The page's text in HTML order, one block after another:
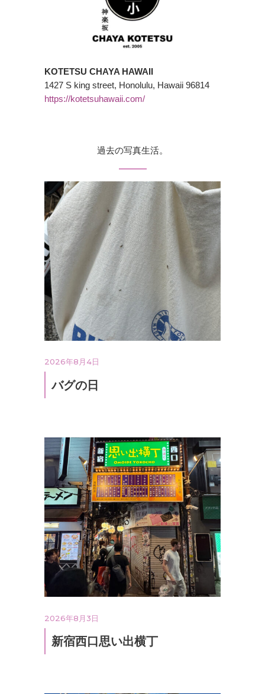
KOTETSU CHAYA HAWAII
1427 S king street, Honolulu, Hawaii 96814
https://kotetsuhawaii.com/
過去の写真生活。
2026年8月4日
バグの日
2026年8月3日
新宿西口思い出横丁